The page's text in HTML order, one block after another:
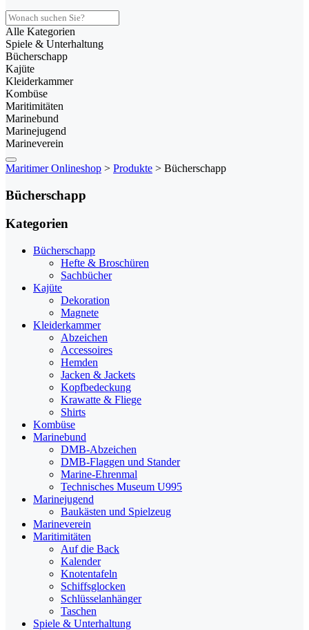
Alle Kategorien
Spiele & Unterhaltung
Bücherschapp
Kajüte
Kleiderkammer
Kombüse
Maritimitäten
Marinebund
Marinejugend
Marineverein
Maritimer Onlineshop > Produkte > Bücherschapp
Bücherschapp
Kategorien
Bücherschapp
Hefte & Broschüren
Sachbücher
Kajüte
Dekoration
Magnete
Kleiderkammer
Abzeichen
Accessoires
Hemden
Jacken & Jackets
Kopfbedeckung
Krawatte & Fliege
Shirts
Kombüse
Marinebund
DMB-Abzeichen
DMB-Flaggen und Stander
Marine-Ehrenmal
Technisches Museum U995
Marinejugend
Baukästen und Spielzeug
Marineverein
Maritimitäten
Auf die Back
Kalender
Knotentafeln
Schiffsglocken
Schlüsselanhänger
Taschen
Spiele & Unterhaltung